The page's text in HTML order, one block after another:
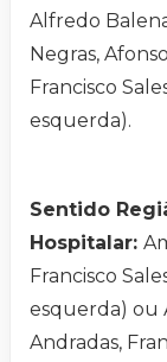
Alfredo
Negras,
Francisco
esquerda).
Sentido
Hospitalar:
Francisco
esquerda) ou
Andradas,